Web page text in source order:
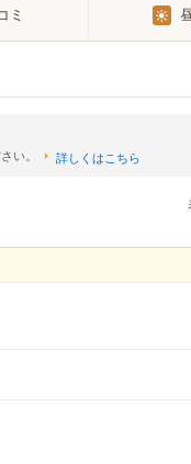
ミ
い。 詳しくはこちら